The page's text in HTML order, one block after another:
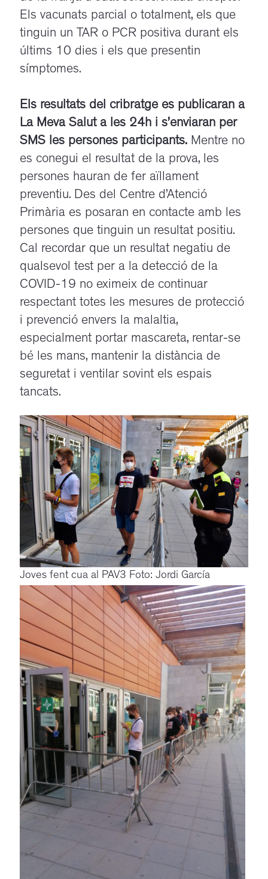
Els vacunats parcial o totalment, els que
tinguin un TAR o PCR positiva durant els
últims 10 dies i els que presentin
símptomes.
Els resultats del cribratge es publicaran a
La Meva Salut a les 24h i s’enviaran per
SMS les persones participants. Mentre no
es conegui el resultat de la prova, les
persones hauran de fer aïllament
preventiu. Des del Centre d’Atenció
Primària es posaran en contacte amb les
persones que tinguin un resultat positiu.
Cal recordar que un resultat negatiu de
qualsevol test per a la detecció de la
COVID-19 no eximeix de continuar
respectant totes les mesures de protecció
i prevenció envers la malaltia,
especialment portar mascareta, rentar-se
bé les mans, mantenir la distància de
seguretat i ventilar sovint els espais
tancats.
Joves fent cua al PAV3 Foto: Jordi García